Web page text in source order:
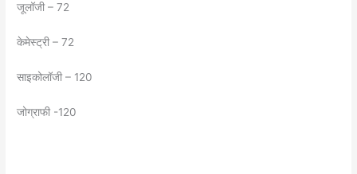
जूलॉजी – 72
केमेस्ट्री – 72
साइकोलॉजी – 120
जोग्राफी -120